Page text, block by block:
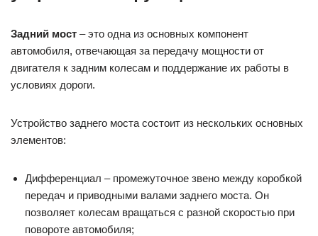
Задний мост – это одна из основных компонент
автомобиля, отвечающая за передачу мощности от
двигателя к задним колесам и поддержание их работы в
условиях дороги.
Устройство заднего моста состоит из нескольких основных
элементов:
Дифференциал – промежуточное звено между коробкой
передач и приводными валами заднего моста. Он
позволяет колесам вращаться с разной скоростью при
повороте автомобиля;